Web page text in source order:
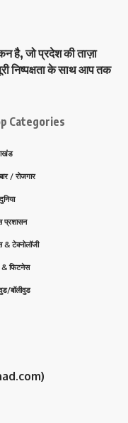
है, जो प्रदेश की ताज़ा
निष्पक्षता के साथ आप तक
Categories
/ रोजगार
प्रशासन
& टेक्नोलॉजी
& फिटनेस
बॉलीवुड